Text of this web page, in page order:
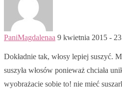
PaniMagdalenaa 9 kwietnia 2015 -
Dokładnie tak, włosy lepiej suszyć.
suszyła włosów ponieważ chciała
wyobrażacie sobie to! nie mieć